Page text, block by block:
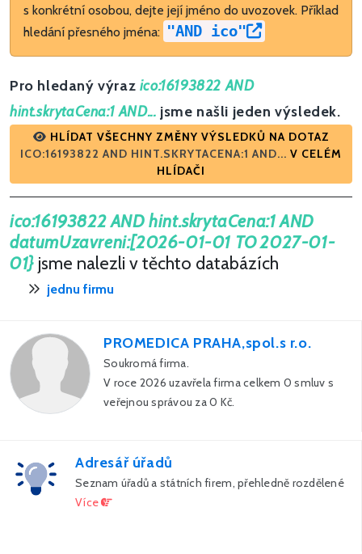
s konkrétní osobou, dejte její jméno do uvozovek. Příklad
hledání přesného jména: "AND ico"
Pro hledaný výraz ico:16193822 AND
hint.skrytaCena:1 AND... jsme našli jeden výsledek.
HLÍDAT VŠECHNY ZMĚNY VÝSLEDKŮ NA DOTAZ
ICO:16193822 AND HINT.SKRYTACENA:1 AND... V CELÉM
HLÍDAČI
ico:16193822 AND hint.skrytaCena:1 AND
datumUzavreni:[2026-01-01 TO 2027-01-
01}jsme nalezli v těchto databázích
jednu firmu
PROMEDICA PRAHA,spol.s r.o.
Soukromá firma.
V roce 2026 uzavřela firma celkem 0 smluv s
veřejnou správou za 0 Kč.
Adresář úřadů
Seznam úřadů a státních firem, přehledně rozdělené
Více